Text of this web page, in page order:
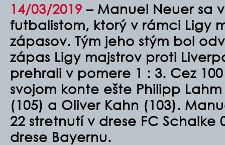
14/03/2019 – Manuel Neuer sa
futbalistom, ktorý v rámci Ligy
zápasov. Tým jeho stým bol
zápas Ligy majstrov proti
prehrali v pomere 1 : 3. Cez
svojom konte ešte Philipp
(105) a Oliver Kahn (103).
22 stretnutí v drese FC Schalke
drese Bayernu.